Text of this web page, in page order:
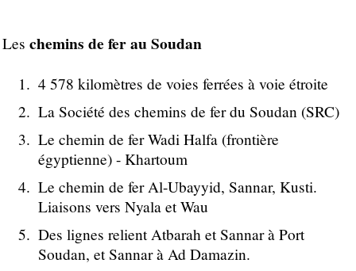
Les chemins de fer au Soudan
4 578 kilomètres de voies ferrées à voie étroite
La Société des chemins de fer du Soudan (SRC)
Le chemin de fer Wadi Halfa (frontière
égyptienne) - Khartoum
Le chemin de fer Al-Ubayyid, Sannar, Kusti.
Liaisons vers Nyala et Wau
Des lignes relient Atbarah et Sannar à Port
Soudan, et Sannar à Ad Damazin.